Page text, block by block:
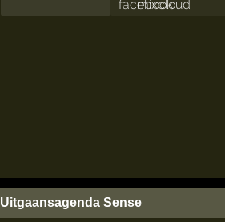
Uitgaansagenda Sense